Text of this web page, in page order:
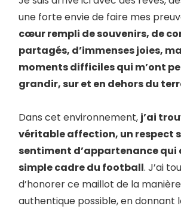
une forte envie de faire mes
cœur rempli de souvenirs, de
partagés, d’immenses joies,
moments difficiles qui m’ont
grandir, sur et en dehors du
Dans cet environnement, j’ai
véritable affection, un respect
sentiment d’appartenance qui
simple cadre du football. J’ai
d’honorer ce maillot de la
authentique possible, en donnant